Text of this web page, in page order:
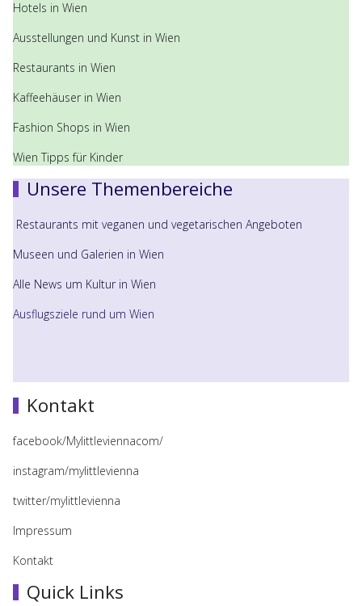
Hotels in Wien
Ausstellungen und Kunst in Wien
Restaurants in Wien
Kaffeehäuser in Wien
Fashion Shops in Wien
Wien Tipps für Kinder
Unsere Themenbereiche
Restaurants mit veganen und vegetarischen Angeboten
Museen und Galerien in Wien
Alle News um Kultur in Wien
Ausflugsziele rund um Wien
Kontakt
facebook/Mylittleviennacom/
instagram/mylittlevienna
twitter/mylittlevienna
Impressum
Kontakt
Quick Links